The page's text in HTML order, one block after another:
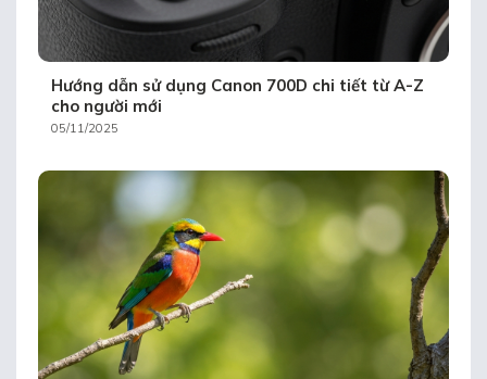
Hướng dẫn sử dụng Canon 700D chi tiết từ A-Z
cho người mới
05/11/2025